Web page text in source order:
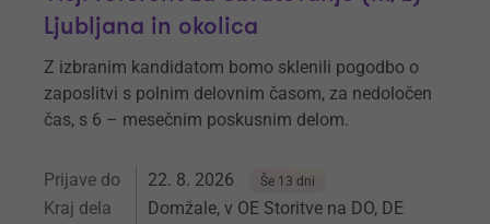
Ljubljana in okolica
Z izbranim kandidatom bomo sklenili pogodbo o
zaposlitvi s polnim delovnim časom, za nedoločen
čas, s 6 – mesečnim poskusnim delom.
Prijave do 22. 8. 2026 Še 13 dni
Kraj dela
Domžale, v OE Storitve na DO, DE